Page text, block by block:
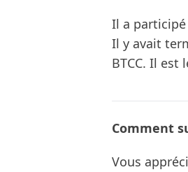
Il a participé
Il y avait
BTCC. Il est
Comment
Vous